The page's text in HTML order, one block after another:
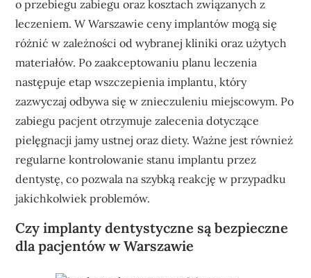
o przebiegu zabiegu oraz kosztach związanych z
leczeniem. W Warszawie ceny implantów mogą się
różnić w zależności od wybranej kliniki oraz użytych
materiałów. Po zaakceptowaniu planu leczenia
następuje etap wszczepienia implantu, który
zazwyczaj odbywa się w znieczuleniu miejscowym. Po
zabiegu pacjent otrzymuje zalecenia dotyczące
pielęgnacji jamy ustnej oraz diety. Ważne jest również
regularne kontrolowanie stanu implantu przez
dentystę, co pozwala na szybką reakcję w przypadku
jakichkolwiek problemów.
Czy implanty dentystyczne są bezpieczne
dla pacjentów w Warszawie